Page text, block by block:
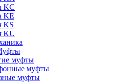
KC
KE
KS
KU
муфты
муфты
муфты